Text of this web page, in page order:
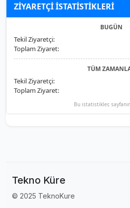
ZİYARETÇİ İSTATİSTİKLERİ
BUGÜN
Tekil Ziyaretçi:
Toplam Ziyaret:
TÜM
Tekil Ziyaretçi:
Toplam Ziyaret:
Bu istatistikler,
Tekno Küre
© 2025 TeknoKure